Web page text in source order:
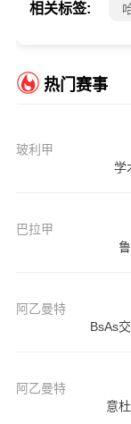
相关标签:
热门赛事
玻利甲
学
巴拉甲
阿乙曼特
BsAs
阿乙曼特
意